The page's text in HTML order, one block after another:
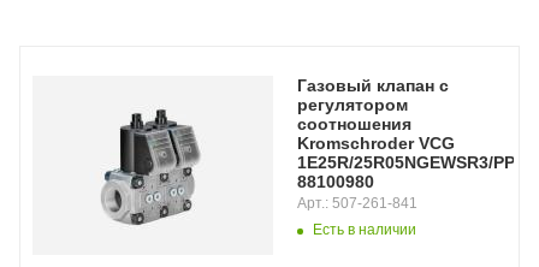
Газовый клапан с
регулятором
соотношения
Kromschroder VCG
1E25R/25R05NGEWSR3/
88100980
Есть в наличии
Арт.: 507-261-841